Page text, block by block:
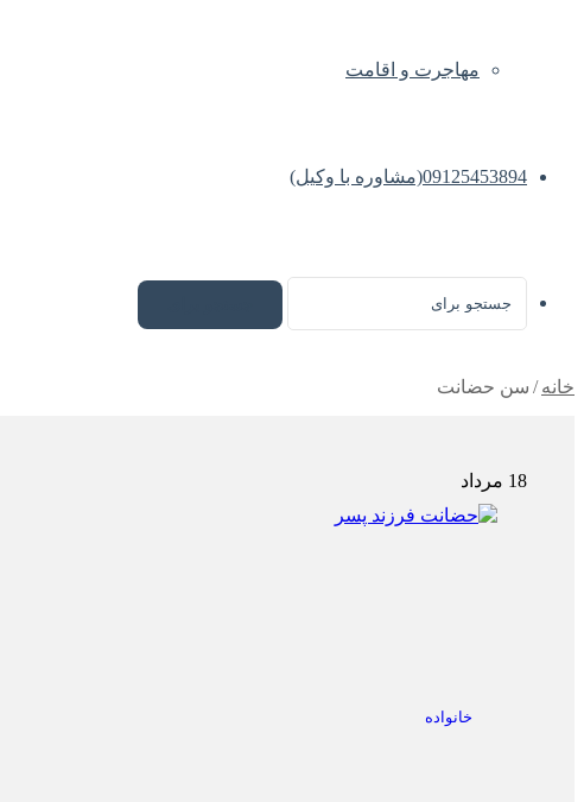
مهاجرت و اقامت
09125453894(مشاوره با وکیل)
خانه / سن حضانت
18 مرداد
خانواده